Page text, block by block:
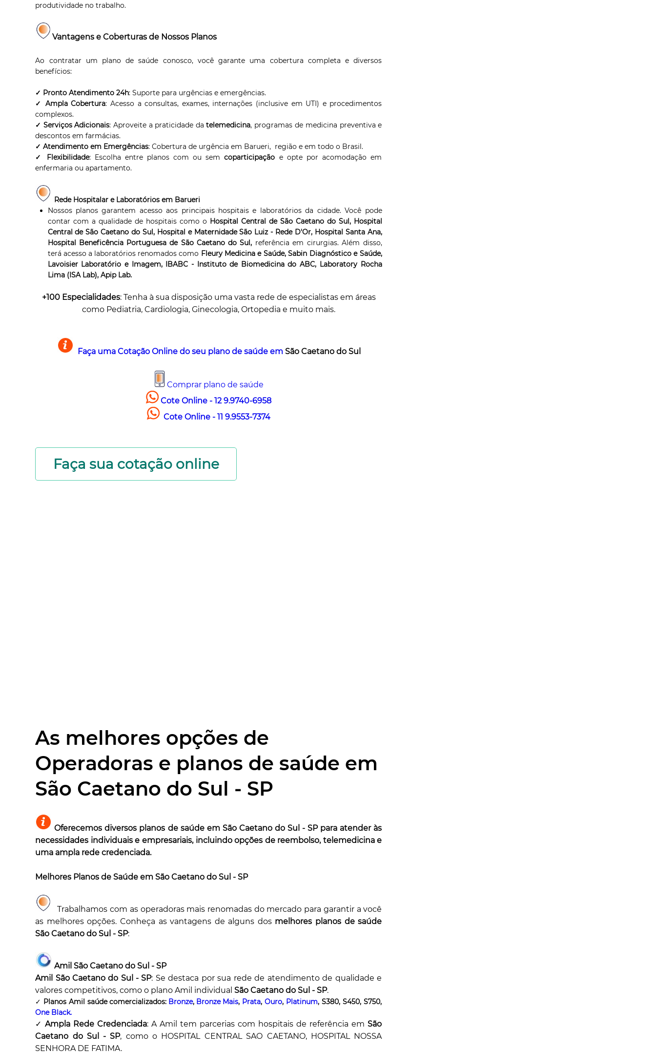
produtividade no trabalho.
Vantagens e Coberturas de Nossos Planos
Ao contratar um plano de saúde conosco, você garante uma cobertura completa e diversos
benefícios:
✓ Pronto Atendimento 24h: Suporte para urgências e emergências.
✓ Ampla Cobertura: Acesso a consultas, exames, internações (inclusive em UTI) e procedimentos
complexos.
✓ Serviços Adicionais: Aproveite a praticidade datelemedicina, programas de medicina preventiva e
descontos em farmácias.
✓ Atendimento em Emergências: Cobertura de urgência em Barueri, região e em todo o Brasil.
✓ Flexibilidade: Escolha entre planos com ou semcoparticipação e opte por acomodação em
enfermaria ou apartamento.
Rede Hospitalar e Laboratórios em Barueri
Nossos planos garantem acesso aos principais hospitais e laboratórios da cidade. Você pode
contar com a qualidade de hospitais como o Hospital Central de São Caetano do Sul, Hospital
Central de São Caetano do Sul, Hospital e Maternidade São Luiz - Rede D'Or, Hospital Santa Ana,
Hospital Beneficência Portuguesa de São Caetano do Sul, referência em cirurgias. Além disso,
terá acesso a laboratórios renomados como Fleury Medicina e Saúde, Sabin Diagnóstico e Saúde,
Lavoisier Laboratório e Imagem, IBABC - Instituto de Biomedicina do ABC, Laboratory Rocha
Lima (ISA Lab), Apip Lab.
+100 Especialidades: Tenha à sua disposição uma vasta rede de especialistas em áreas
como Pediatria, Cardiologia, Ginecologia, Ortopedia e muito mais.
Faça uma Cotação Online do seu plano de saúde em São Caetano do Sul
Comprar plano de saúde
Cote Online - 12 9.9740-6958
Cote Online - 11 9.9553-7374
Faça sua cotação online
As melhores opções de
Operadoras e planos de saúde em
São Caetano do Sul - SP
Oferecemos diversos planos de saúde em São Caetano do Sul - SP para atender às
necessidades individuais e empresariais, incluindo opções de reembolso, telemedicina e
uma ampla rede credenciada.
Melhores Planos de Saúde em São Caetano do Sul - SP
Trabalhamos com as operadoras mais renomadas do mercado para garantir a você
as melhores opções. Conheça as vantagens de alguns dos melhores planos de saúde
São Caetano do Sul - SP:
Amil São Caetano do Sul - SP
Amil São Caetano do Sul - SP: Se destaca por sua rede de atendimento de qualidade e
valores competitivos, como o plano Amil individualSão Caetano do Sul - SP.
✓ Planos Amil saúde comercializados: Bronze, Bronze Mais, Prata,Ouro, Platinum, S380, S450, S750,
One Black.
✓Ampla Rede Credenciada: A Amil tem parcerias com hospitais de referência emSão
Caetano do Sul - SP, como o HOSPITAL CENTRAL SAO CAETANO, HOSPITAL NOSSA
SENHORA DE FATIMA.